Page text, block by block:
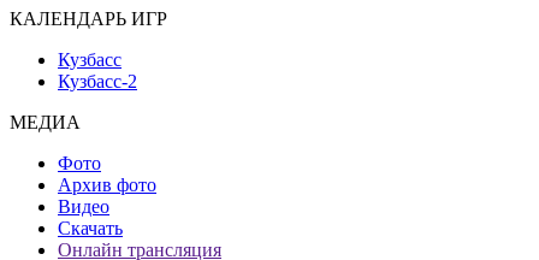
КАЛЕНДАРЬ ИГР
Кузбасс
Кузбасс-2
МЕДИА
Фото
Архив фото
Видео
Скачать
Онлайн трансляция